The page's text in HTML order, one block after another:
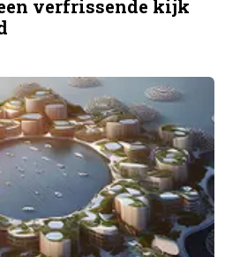
verfrissende kijk